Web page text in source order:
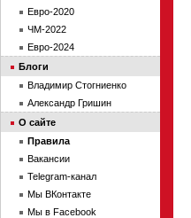
Евро-2020
ЧМ-2022
Евро-2024
Блоги
Владимир Стогниенко
Александр Гришин
О сайте
Правила
Вакансии
Telegram-канал
Мы ВКонтакте
Мы в Facebook